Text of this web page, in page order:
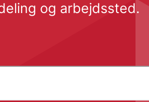
og arbejdssted.